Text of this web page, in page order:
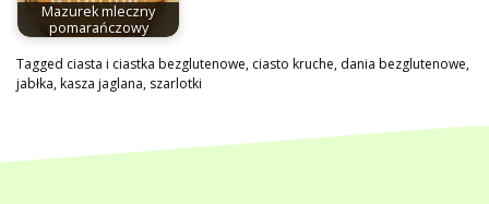
Mazurek mleczny
pomarańczowy
Tagged ciasta i ciastka bezglutenowe, ciasto kruche, dania bezglutenowe,
jabłka,kasza jaglana, szarlotki